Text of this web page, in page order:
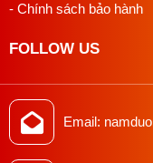
- Chính sách bảo hành
FOLLOW US
Email: